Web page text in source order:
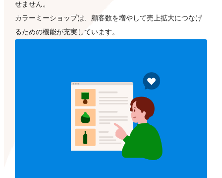
せません。
カラーミーショップは、顧客数を増やして売上拡大につなげ
るための機能が充実しています。